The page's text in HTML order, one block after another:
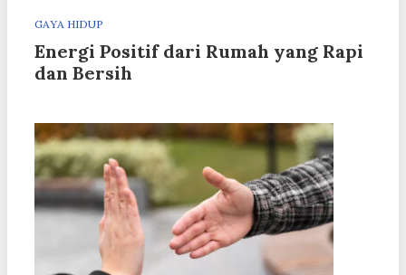
GAYA HIDUP
Energi Positif dari Rumah yang Rapi
dan Bersih